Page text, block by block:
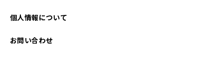
個人情報について
お問い合わせ